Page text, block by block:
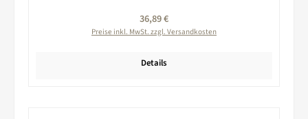
Regulärer Preis:
36,89 €
Preise inkl. MwSt. zzgl. Versandkosten
Details